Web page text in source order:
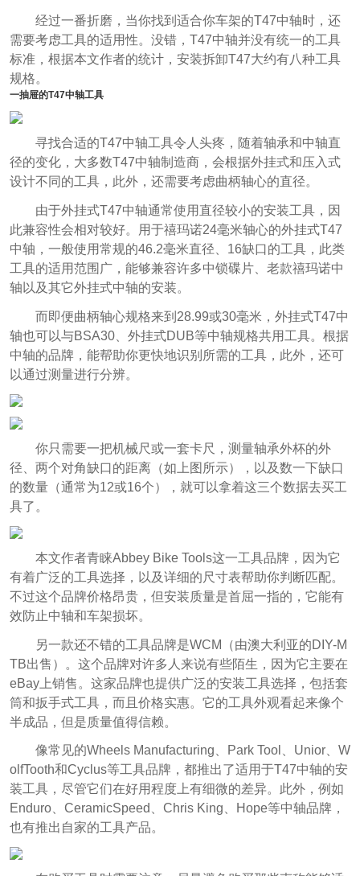
经过一番折磨，当你找到适合你车架的T47中轴时，还
需要考虑工具的适用性。没错，T47中轴并没有统一的工具
标准，根据本文作者的统计，安装拆卸T47大约有八种工具
规格。
一抽屉的T47中轴工具
寻找合适的T47中轴工具令人头疼，随着轴承和中轴直
径的变化，大多数T47中轴制造商，会根据外挂式和压入式
设计不同的工具，此外，还需要考虑曲柄轴心的直径。
由于外挂式T47中轴通常使用直径较小的安装工具，因
此兼容性会相对较好。用于禧玛诺24毫米轴心的外挂式T47
中轴，一般使用常规的46.2毫米直径、16缺口的工具，此类
工具的适用范围广，能够兼容许多中锁碟片、老款禧玛诺中
轴以及其它外挂式中轴的安装。
而即便曲柄轴心规格来到28.99或30毫米，外挂式T47中
轴也可以与BSA30、外挂式DUB等中轴规格共用工具。根据
中轴的品牌，能帮助你更快地识别所需的工具，此外，还可
以通过测量进行分辨。
你只需要一把机械尺或一套卡尺，测量轴承外杯的外
径、两个对角缺口的距离（如上图所示），以及数一下缺口
的数量（通常为12或16个），就可以拿着这三个数据去买工
具了。
本文作者青睐Abbey Bike Tools这一工具品牌，因为它
有着广泛的工具选择，以及详细的尺寸表帮助你判断匹配。
不过这个品牌价格昂贵，但安装质量是首屈一指的，它能有
效防止中轴和车架损坏。
另一款还不错的工具品牌是WCM（由澳大利亚的DIY-M
TB出售）。这个品牌对许多人来说有些陌生，因为它主要在
eBay上销售。这家品牌也提供广泛的安装工具选择，包括套
筒和扳手式工具，而且价格实惠。它的工具外观看起来像个
半成品，但是质量值得信赖。
像常见的Wheels Manufacturing、Park Tool、Unior、W
olfTooth和Cyclus等工具品牌，都推出了适用于T47中轴的安
装工具，尽管它们在好用程度上有细微的差异。此外，例如
Enduro、CeramicSpeed、Chris King、Hope等中轴品牌，
也有推出自家的工具产品。